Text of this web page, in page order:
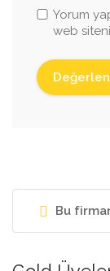
Yorum
web
Bu